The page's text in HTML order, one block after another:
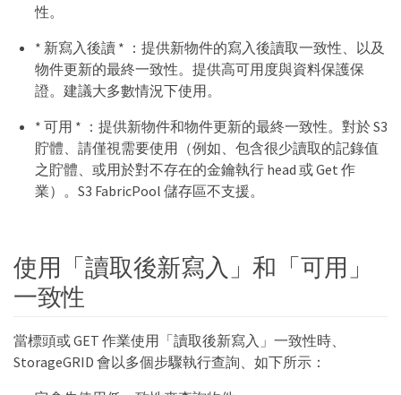
性。
* 新寫入後讀 * ：提供新物件的寫入後讀取一致性、以及
物件更新的最終一致性。提供高可用度與資料保護保
證。建議大多數情況下使用。
* 可用 * ：提供新物件和物件更新的最終一致性。對於 S3
貯體、請僅視需要使用（例如、包含很少讀取的記錄值
之貯體、或用於對不存在的金鑰執行 head 或 Get 作
業）。S3 FabricPool 儲存區不支援。
使用「讀取後新寫入」和「可用」
一致性
當標頭或 GET 作業使用「讀取後新寫入」一致性時、
StorageGRID 會以多個步驟執行查詢、如下所示：